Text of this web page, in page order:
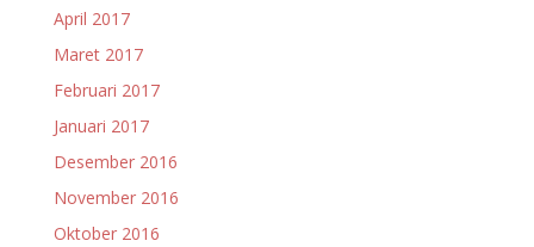
April 2017
Maret 2017
Februari 2017
Januari 2017
Desember 2016
November 2016
Oktober 2016